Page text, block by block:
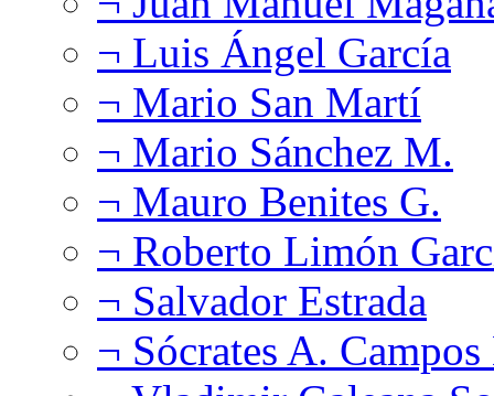
¬ Luis Ángel García
¬ Mario San Martí
¬ Mario Sánchez M.
¬ Mauro Benites G.
¬ Roberto Limón
¬ Salvador Estrada
¬ Sócrates A.